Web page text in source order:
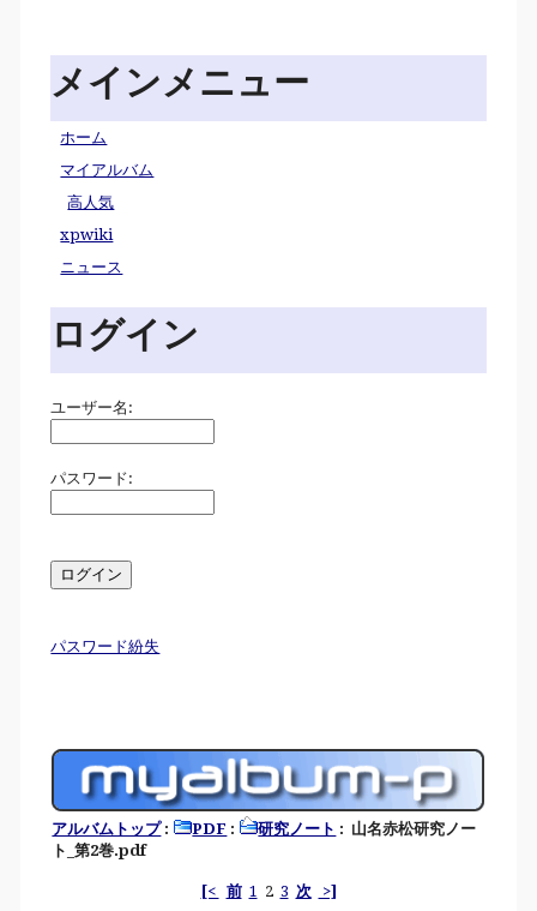
メインメニュー
ホーム
マイアルバム
高人気
xpwiki
ニュース
ログイン
ユーザー名:
パスワード:
パスワード紛失
アルバムトップ: PDF : 研究ノート : 山名赤松研究ノー
ト_第2巻.pdf
[< 前 1 2 3 次 >]